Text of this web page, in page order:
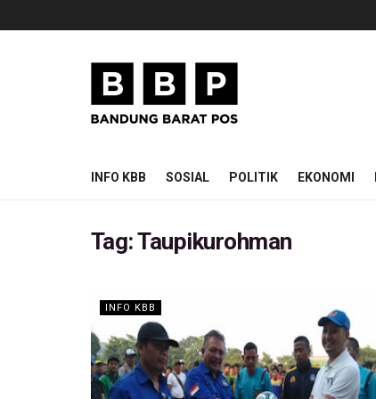
INFO KBB SOSIAL POLITIK EKONOMI
Tag:Taupikurohman
INFO KBB